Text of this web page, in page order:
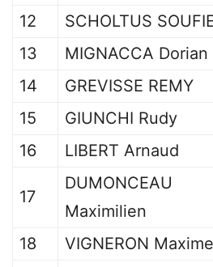
12
SCHOLTUS
13
MIGNACCA Dorian
14
GREVISSE REMY
15
GIUNCHI Rudy
16
LIBERT Arnaud
17
DUMONCEAU
Maximilien
18 VIGNERON Maxime